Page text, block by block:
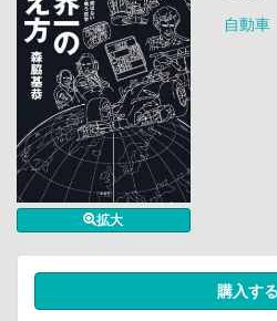
拡大
自動車
購入する